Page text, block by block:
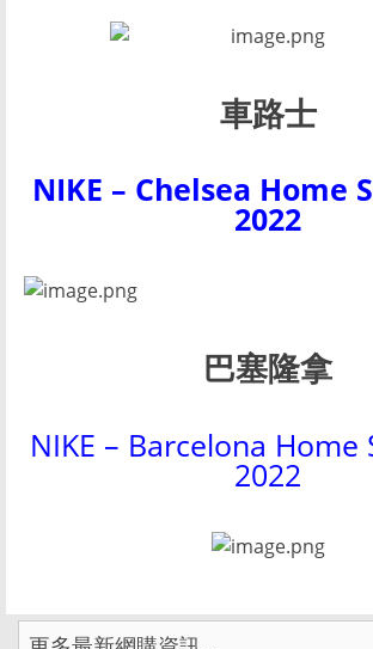
車路士
NIKE – Chelsea Home
2022
巴塞隆拿
NIKE – Barcelona Home
2022